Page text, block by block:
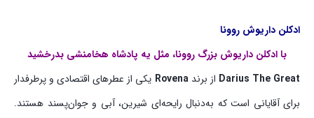
ادکلن داریوش روونا
با ادکلن داریوش بزرگ روونا، مثل یه پادشاه هخامنشی بدرخشید
Darius The Great از برندRovena یکی از عطرهای اقتصادی و پرطرفدار
برای آقایانی است که به‌دنبال رایحه‌ای شیرین، آبی و جوان‌پسند هستند.